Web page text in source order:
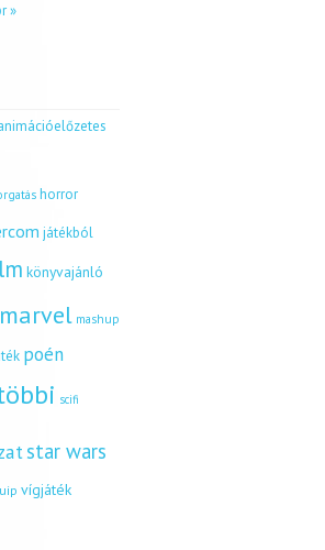
»
horror
játékból
könyvajánló
marvel mashup
poén
scifi
star wars
uip vígjáték